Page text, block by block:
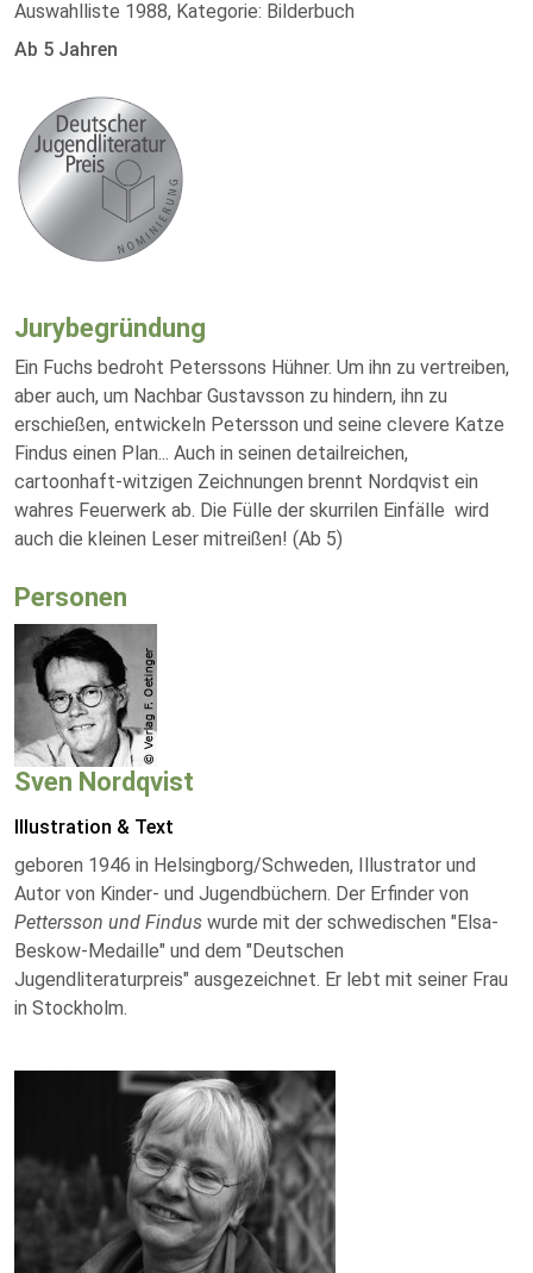
Auswahlliste 1988, Kategorie: Bilderbuch
Ab 5 Jahren
Jurybegründung
Ein Fuchs bedroht Peterssons Hühner. Um ihn zu vertreiben,
aber auch, um Nachbar Gustavsson zu hindern, ihn zu
erschießen, entwickeln Petersson und seine clevere Katze
Findus einen Plan... Auch in seinen detailreichen,
cartoonhaft-witzigen Zeichnungen brennt Nordqvist ein
wahres Feuerwerk ab. Die Fülle der skurrilen Einfälle wird
auch die kleinen Leser mitreißen! (Ab 5)
Personen
Sven Nordqvist
Illustration & Text
geboren 1946 in Helsingborg/Schweden, Illustrator und
Autor von Kinder- und Jugendbüchern. Der Erfinder von
Pettersson und Findus wurde mit der schwedischen "Elsa-
Beskow-Medaille" und dem "Deutschen
Jugendliteraturpreis" ausgezeichnet. Er lebt mit seiner Frau
in Stockholm.